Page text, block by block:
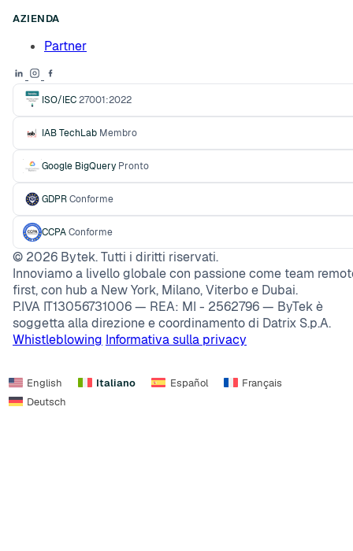
AZIENDA
Partner
ISO/IEC27001:2022
IAB TechLab Membro
Google BigQuery Pronto
GDPRConforme
CCPAConforme
© 2026 Bytek. Tutti i diritti riservati.
Innoviamo a livello globale con passione come team
first, con hub a New York, Milano, Viterbo e Dubai.
P.IVA IT13056731006 — REA: MI - 2562796 — ByTek è
soggetta alla direzione e coordinamento di Datrix S.p.A.
Whistleblowing Informativa sulla privacy
English Italiano Español
Français
Deutsch